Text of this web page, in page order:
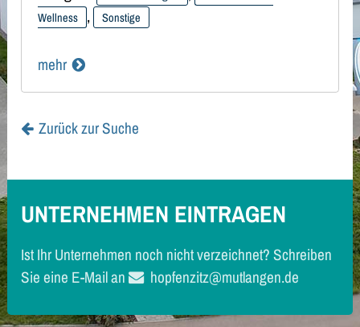
Wellness
, Sonstige
mehr
Zurück zur Suche
UNTERNEHMEN EINTRAGEN
Ist Ihr Unternehmen noch nicht verzeichnet? Schreiben
Sie eine E-Mail an
hopfenzitz@mutlangen.de